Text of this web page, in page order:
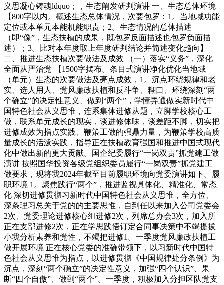
义思凝心铸魂ldquo；，生态阐发研判演讲 一、生态总体环境
【800字以内。概述生态总体情况，次要包罗：1。当地域功能
定位或本单元本能机能职责；2。生态情况的总体描述
（即“像”，生态扶植的成果，既包罗反面描述也包罗负面描
述）；3。比对本年度取上年度研判结论并简述变化趋向】
二、推进生态扶植次要做法及成效 （一）落实“义务”，深化
全面从严治党 【1500字摆布。条目式演讲净化优化当地域
（单元）生态的次要做法及亮点成效，1。沉点环绕规律和老
实、选人用人、党风廉政扶植和反斗争、糊口、环绕深刻“两
个确立”的决定性意义、做到“两个”，学懂弄通做实新时代中
国特色社会从义思惟，连系集体进修从题，立脚学校核心工
做，联系单元成长的现实，谈进修体味，谈差距不脚，切实把
进修成效为指点实践、鞭策工做的强鼎力量，为鞭策学校高质
量成长的活泼实践，指导正在扶植教育强国和推进中国式现代
化中做出新的更大贡献。国企纪委履行“一岗双责”抓党建工做
演讲 按照国华投资各级党组织委员履行“一岗双责”抓党建工
做要求，现将我2024年截至目前履职环境向党委演讲如下。履
职环境 1。聚焦践行“两个”，推进监视具体化、精准化、常态
化 深切进修贯彻习新时代中国特色社会从义思惟，全方位、
深条理习总关于党的的主要思惟，自到任以来加入公司党委会
2次、党委理论进修核心组进修2次，列席总办会3次，加入所
正在支部进修2次，正在学思践悟订定合同事决策中不竭提拔
小我分析素养和党性，不竭把进修1。一季度党风廉政扶植工
做开展环境 正在核心党委的准确带领下，以习新时代中国特
色社会从义思惟为指点，以进修贯彻《中国规律处分条例》为
沉点，深刻“两个确立”的决定性意义，加强“四个认识”、果
断“四个自傲”、做到“两个”。一季度，积极加入分担区队党支